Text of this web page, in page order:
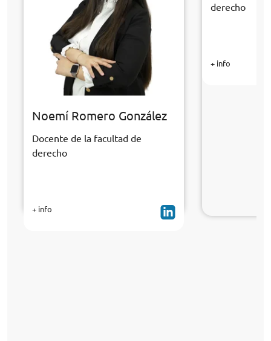
Noemí Romero González
Docente de la facultad de
derecho
+ info
derecho
+ info